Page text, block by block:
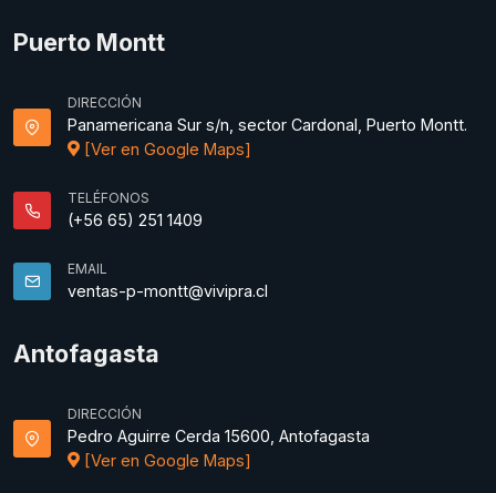
Puerto Montt
DIRECCIÓN
Panamericana Sur s/n, sector Cardonal, Puerto Montt.
[Ver en Google Maps]
TELÉFONOS
(+56 65) 251 1409
EMAIL
ventas-p-montt@vivipra.cl
Antofagasta
DIRECCIÓN
Pedro Aguirre Cerda 15600, Antofagasta
[Ver en Google Maps]